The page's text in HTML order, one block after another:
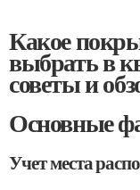
Какое
выбрать в
советы и
Основные
Учет места